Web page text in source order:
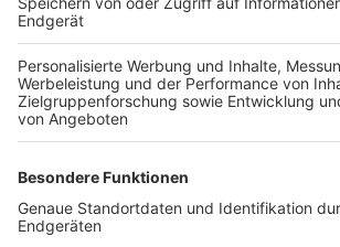
TOP-VEREINE
TOP-PARTNER